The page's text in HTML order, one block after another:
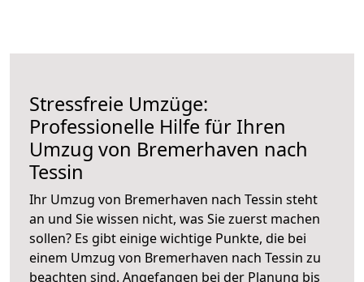
Stressfreie Umzüge:
Professionelle Hilfe für Ihren
Umzug von Bremerhaven nach
Tessin
Ihr Umzug von Bremerhaven nach Tessin steht
an und Sie wissen nicht, was Sie zuerst machen
sollen? Es gibt einige wichtige Punkte, die bei
einem Umzug von Bremerhaven nach Tessin zu
beachten sind. Angefangen bei der Planung bis